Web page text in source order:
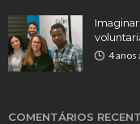
4 anos
COMENTÁRIOS